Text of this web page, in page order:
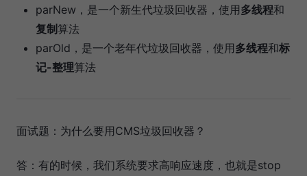
parNew，是一个新生代垃圾回收器，使用多线程和
复制算法
parOld，是一个老年代垃圾回收器，使用多线程和标
记-整理算法
面试题：为什么要用CMS垃圾回收器？
答：有的时候，我们系统要求高响应速度，也就是stop